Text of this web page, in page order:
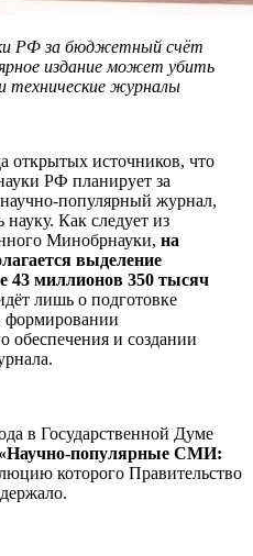
РФ за бюджетный счёт
издание может убить
технические журналы
открытых источников, что
РФ планирует за
научно-популярный журнал,
Как следует из
Минобрнауки, на
выделение
43 миллионов 350 тысяч
лишь о подготовке
формировании
обеспечения и создании
в Государственной Думе
«Научно-популярные СМИ:
которого Правительство